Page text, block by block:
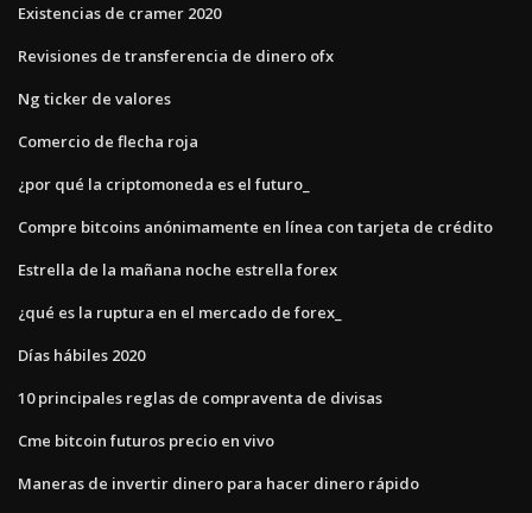
Existencias de cramer 2020
Revisiones de transferencia de dinero ofx
Ng ticker de valores
Comercio de flecha roja
¿por qué la criptomoneda es el futuro_
Compre bitcoins anónimamente en línea con tarjeta de crédito
Estrella de la mañana noche estrella forex
¿qué es la ruptura en el mercado de forex_
Días hábiles 2020
10 principales reglas de compraventa de divisas
Cme bitcoin futuros precio en vivo
Maneras de invertir dinero para hacer dinero rápido